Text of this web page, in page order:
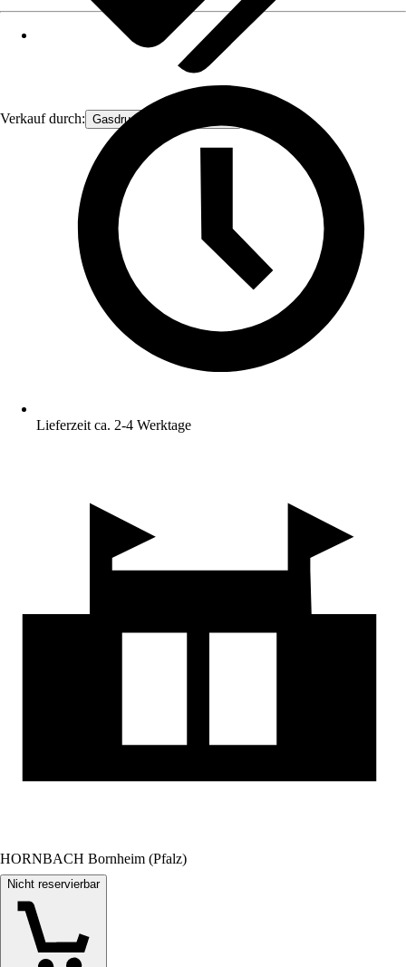
Verkauf durch: Gasdruckfeder Großhandel
Lieferzeit ca. 2-4 Werktage
HORNBACH Bornheim (Pfalz)
Nicht reservierbar